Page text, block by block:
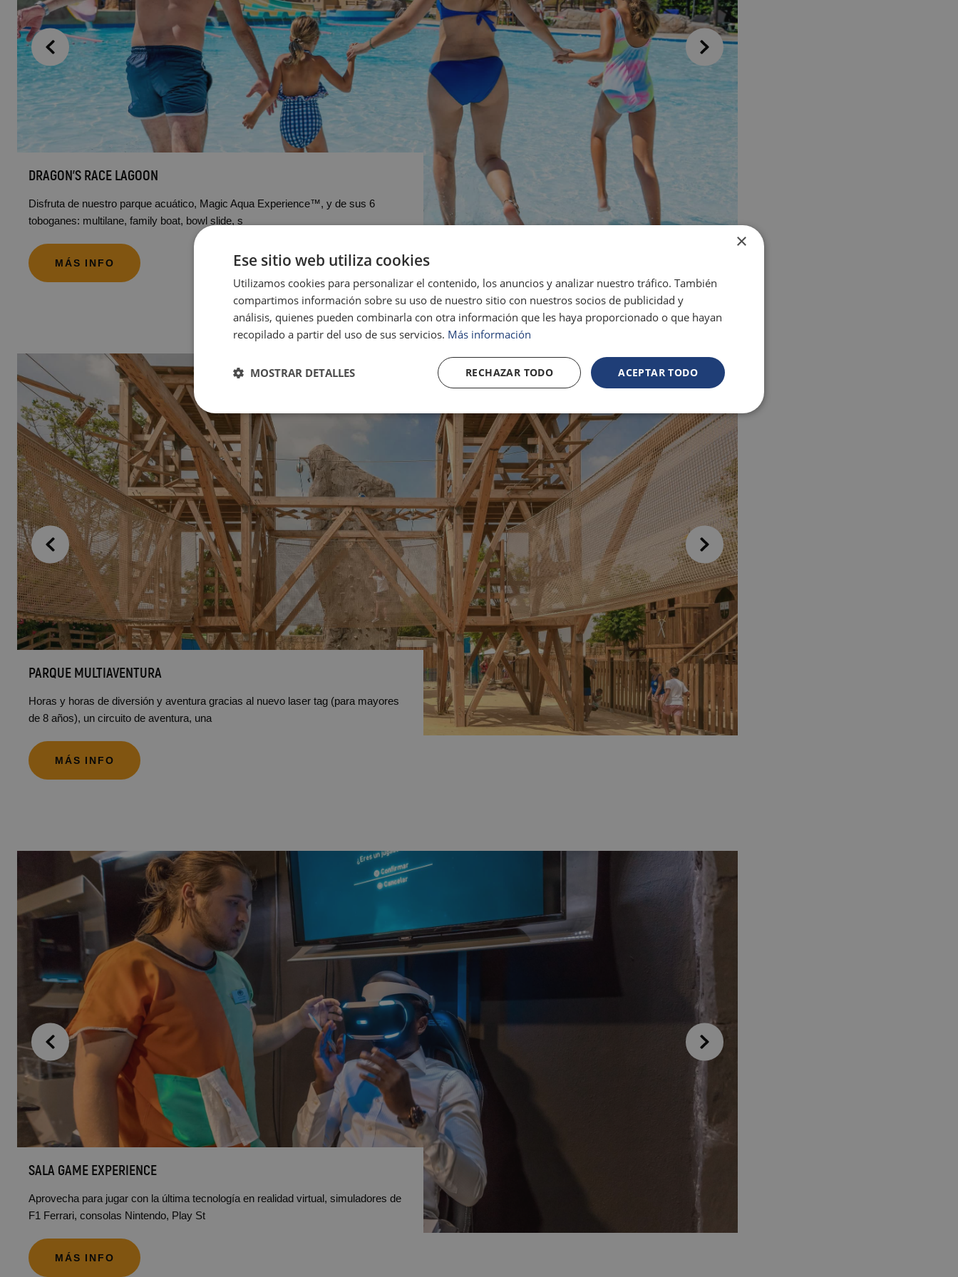
DRAGON’S RACE LAGOON
Disfruta de nuestro parque acuático, Magic Aqua Experience™, y de sus 6
toboganes: multilane, family boat, bowl slide, s
MÁS INFO
PARQUE MULTIAVENTURA
Horas y horas de diversión y aventura gracias al nuevo laser tag (para mayores
de 8 años), un circuito de aventura, una
MÁS INFO
SALA GAME EXPERIENCE
Aprovecha para jugar con la última tecnología en realidad virtual, simuladores de
F1 Ferrari, consolas Nintendo, Play St
MÁS INFO
×
Ese sitio web utiliza cookies
Utilizamos cookies para personalizar el contenido, los anuncios y analizar nuestro tráfico. También
compartimos información sobre su uso de nuestro sitio con nuestros socios de publicidad y
análisis, quienes pueden combinarla con otra información que les haya proporcionado o que hayan
recopilado a partir del uso de sus servicios. Más información
ACEPTAR TODO
RECHAZAR TODO
MOSTRAR DETALLES